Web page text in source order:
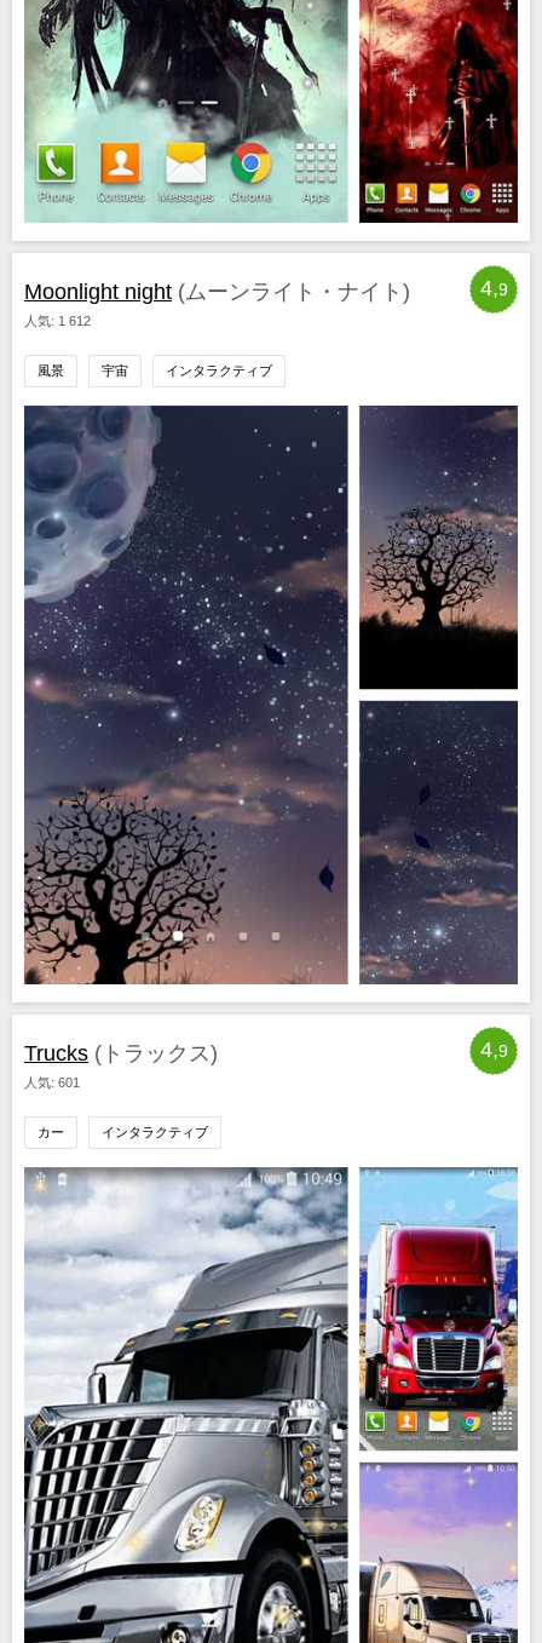
4,9
Moonlight night (ムーンライト・ナイト)
人気: 1 612
風景 宇宙 インタラクティブ
4,9
Trucks (トラックス)
人気: 601
カー インタラクティブ